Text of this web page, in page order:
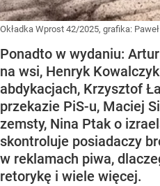
Okładka Wprost 42/2025, grafika:
Ponadto w wydaniu:
na wsi, Henryk
abdykacjach, Krzysztof
przekazie PiS-u, Maciej
zemsty, Nina Ptak o
skontroluje posiadaczy
w reklamach piwa,
retorykę i wiele więcej.